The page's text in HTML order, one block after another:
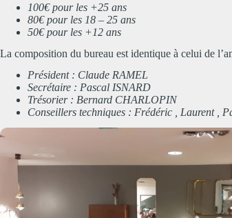
100€ pour les +25 ans
80€ pour les 18 – 25 ans
50€ pour les +12 ans
La composition du bureau est identique à celui de
Président : Claude RAMEL
Secrétaire : Pascal ISNARD
Trésorier : Bernard CHARLOPIN
Conseillers techniques : Frédéric , Laurent ,